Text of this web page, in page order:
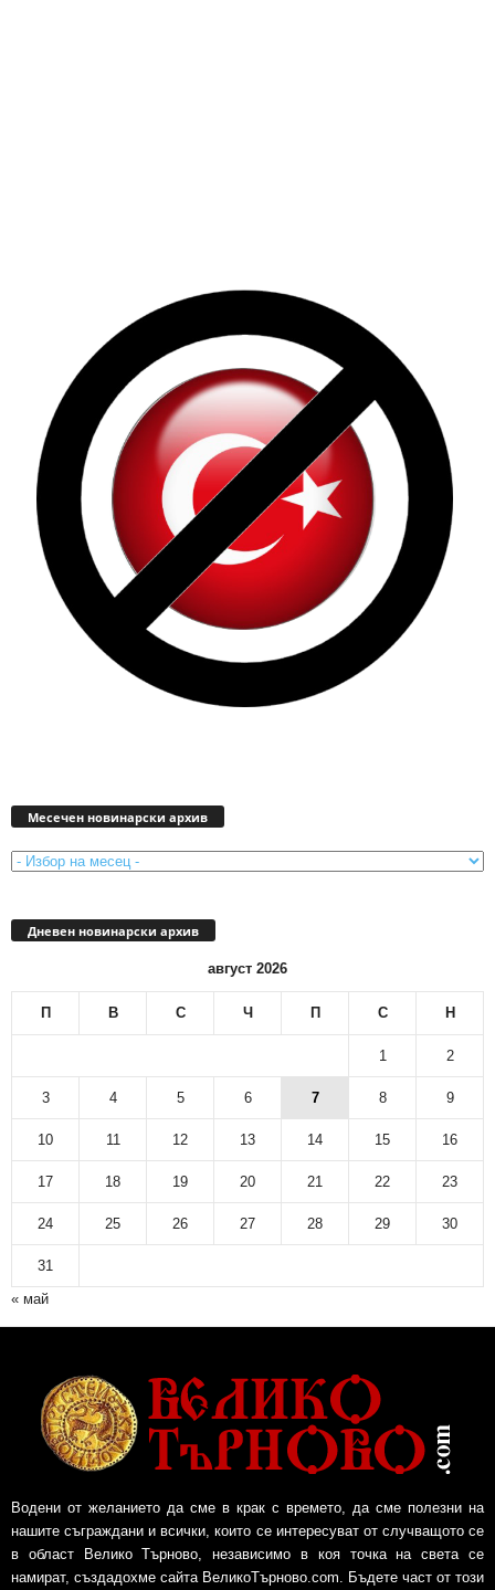
Месечен новинарски архив
Дневен новинарски архив
август 2026
П В С Ч П С Н
1 2
3 4 5 6 7 8 9
10 11 12 13 14 15 16
17 18 19 20 21 22 23
24 25 26 27 28 29 30
31
« май
Водени от желанието да сме в крак с времето, да сме полезни на
нашите съграждани и всички, които се интересуват от случващото се
в област Велико Търново, независимо в коя точка на света се
намират, създадохме сайта ВеликоТърново.com. Бъдете част от този